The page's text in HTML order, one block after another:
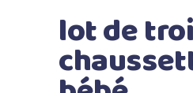
lot de